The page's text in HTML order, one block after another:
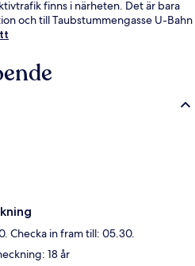
finns i närheten. Det är bara
och till Taubstummengasse U-Bahn
Checka in fram till: 05.30.
18 år